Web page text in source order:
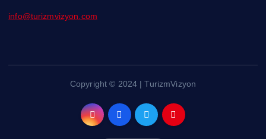
info@turizmvizyon.com
Copyright © 2024 | TurizmVizyon